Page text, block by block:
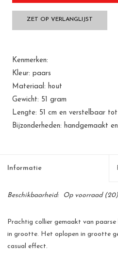
ZET OP VERLANGLIJST
Kenmerken:
Kleur: paars
Materiaal: hout
Gewicht: 51 gram
Lengte: 51 cm en verstelbaar tot
Bijzonderheden: handgemaakt
Informatie
Beschikbaarheid: Op voorraad(20)
Prachtig collier gemaakt van
in grootte. Het oplopen in grootte
casual effect.